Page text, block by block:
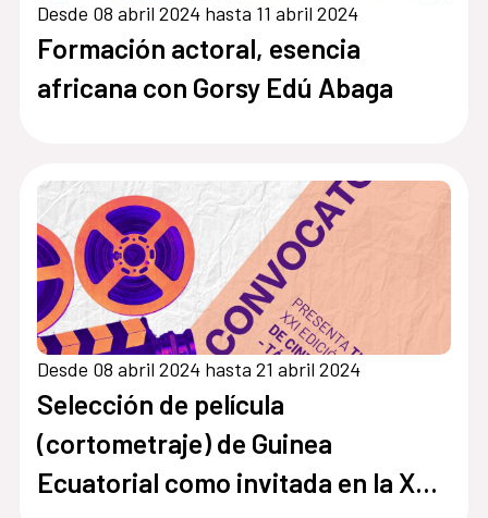
Desde 08 abril 2024 hasta 11 abril 2024
Formación actoral, esencia
africana con Gorsy Edú Abaga
Desde 08 abril 2024 hasta 21 abril 2024
Selección de película
(cortometraje) de Guinea
Ecuatorial como invitada en la XXI